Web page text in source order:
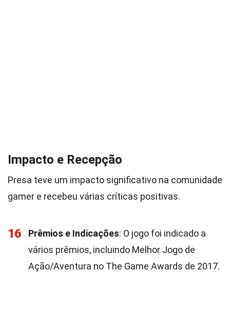
Impacto e Recepção
Presa teve um impacto significativo na comunidade
gamer e recebeu várias críticas positivas.
16 Prêmios e Indicações: O jogo foi indicado a
vários prêmios, incluindo Melhor Jogo de
Ação/Aventura no The Game Awards de 2017.